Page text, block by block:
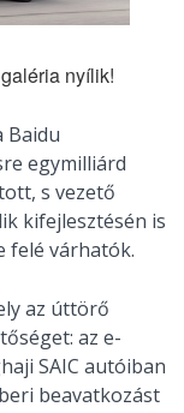
nyílik!
Baidu
egymilliárd
s vezető
kifejlesztésén is
felé várhatók.
az úttörő
az e-
SAIC autóiban
beavatkozást